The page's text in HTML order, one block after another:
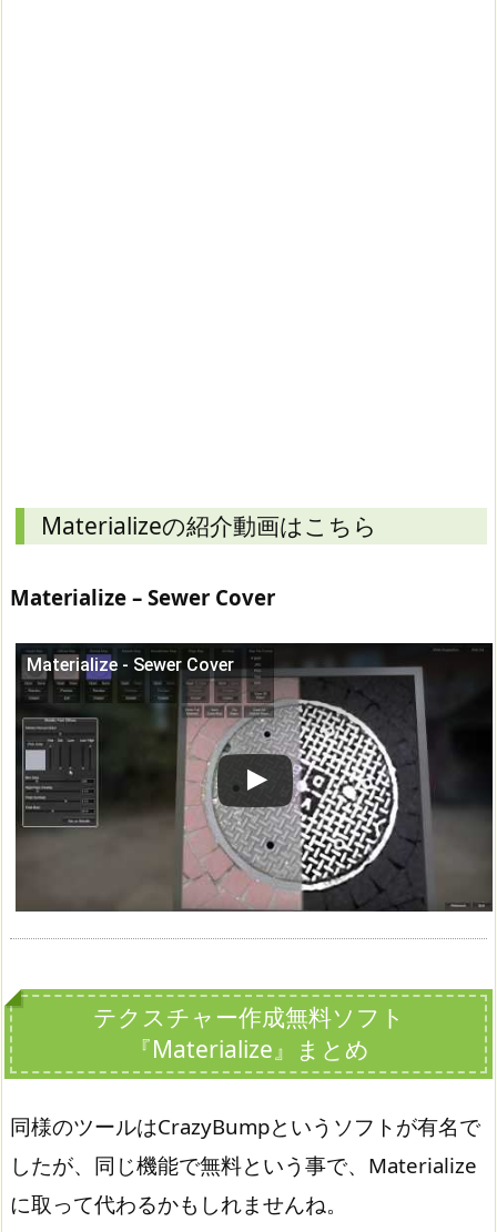
Materializeの紹介動画はこちら
Materialize – Sewer Cover
Materialize - Sewer Cover
この動画を YouTube で視聴
テクスチャー作成無料ソフト
『Materialize』まとめ
同様のツールはCrazyBumpというソフトが有名で
したが、同じ機能で無料という事で、Materialize
に取って代わるかもしれませんね。